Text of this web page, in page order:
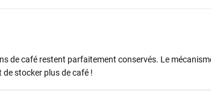
de café restent parfaitement conservés. Le
de stocker plus de café !